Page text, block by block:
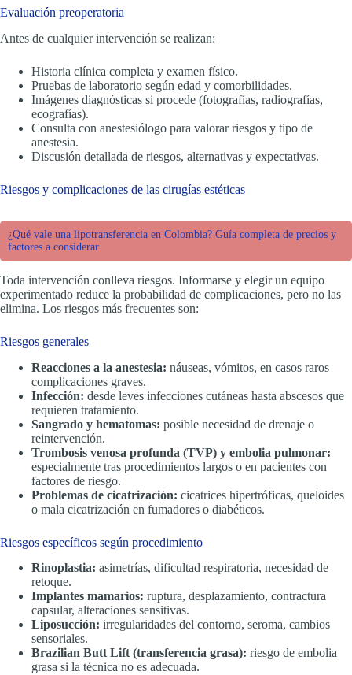
Evaluación preoperatoria
Antes de cualquier intervención se realizan:
Historia clínica completa y examen físico.
Pruebas de laboratorio según edad y comorbilidades.
Imágenes diagnósticas si procede (fotografías, radiografías,
ecografías).
Consulta con anestesiólogo para valorar riesgos y tipo de
anestesia.
Discusión detallada de riesgos, alternativas y expectativas.
Riesgos y complicaciones de las cirugías estéticas
¿Qué vale una lipotransferencia en Colombia? Guía completa de precios y
factores a considerar
Toda intervención conlleva riesgos. Informarse y elegir un equipo
experimentado reduce la probabilidad de complicaciones, pero no las
elimina. Los riesgos más frecuentes son:
Riesgos generales
Reacciones a la anestesia: náuseas, vómitos, en casos raros
complicaciones graves.
Infección: desde leves infecciones cutáneas hasta abscesos que
requieren tratamiento.
Sangrado y hematomas: posible necesidad de drenaje o
reintervención.
Trombosis venosa profunda (TVP) y embolia pulmonar:
especialmente tras procedimientos largos o en pacientes con
factores de riesgo.
Problemas de cicatrización: cicatrices hipertróficas, queloides
o mala cicatrización en fumadores o diabéticos.
Riesgos específicos según procedimiento
Rinoplastia: asimetrías, dificultad respiratoria, necesidad de
retoque.
Implantes mamarios: ruptura, desplazamiento, contractura
capsular, alteraciones sensitivas.
Liposucción: irregularidades del contorno, seroma, cambios
sensoriales.
Brazilian Butt Lift (transferencia grasa): riesgo de embolia
grasa si la técnica no es adecuada.